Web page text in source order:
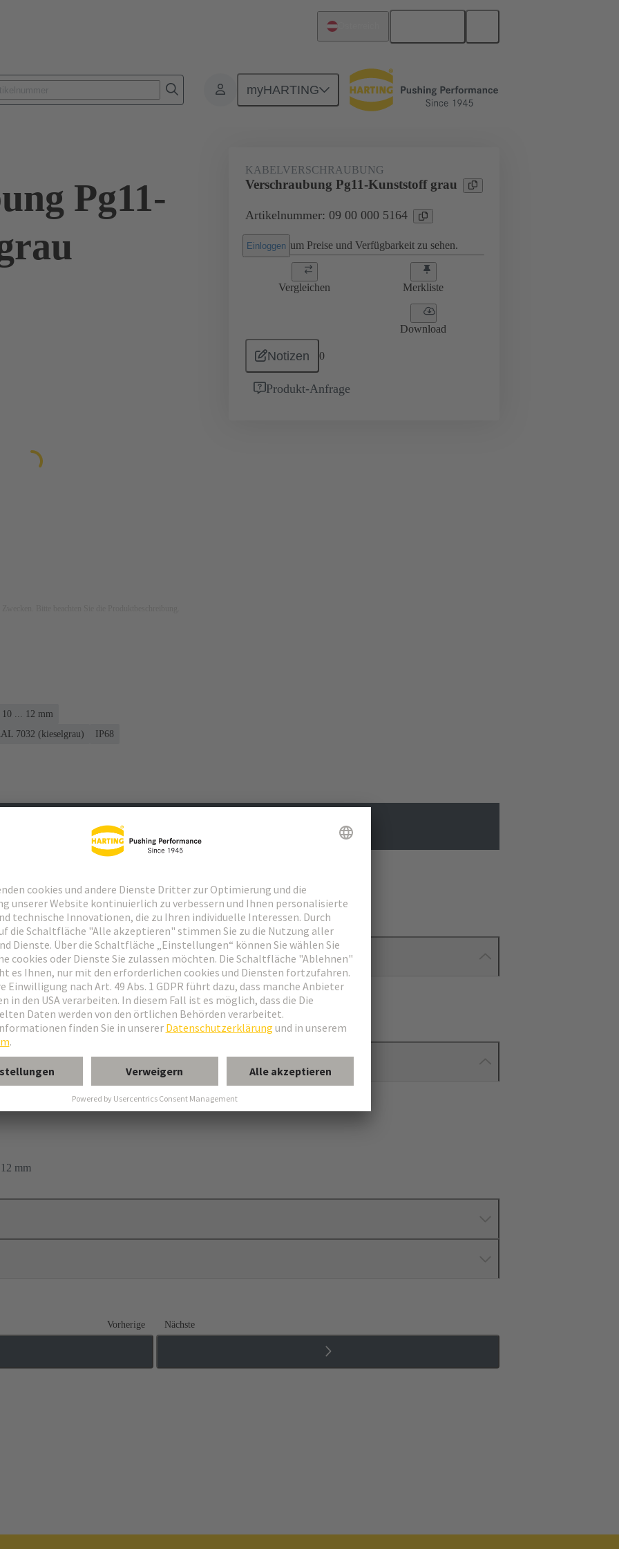
myHARTING
Zubehör Kabelverschraubungen 09 00 000 5164
Pg11-
KABELVERSCHRAUBUNG
Verschraubung Pg11-Kunststoff grau
Artikelnummer: 09 00 000 5164
Einloggen um Preise und Verfügbarkeit zu sehen.
Vergleichen Merkliste
Download
Notizen 0
Produkt-Anfrage
... 12 mm
7032 (kieselgrau)
IP68
Passende Produkte
mm
Vorherige Nächste